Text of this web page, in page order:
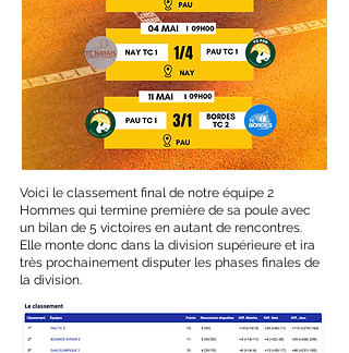
Voici le classement final de notre équipe 2
Hommes qui termine première de sa poule avec
un bilan de 5 victoires en autant de rencontres.
Elle monte donc dans la division supérieure et ira
très prochainement disputer les phases finales de
la division.